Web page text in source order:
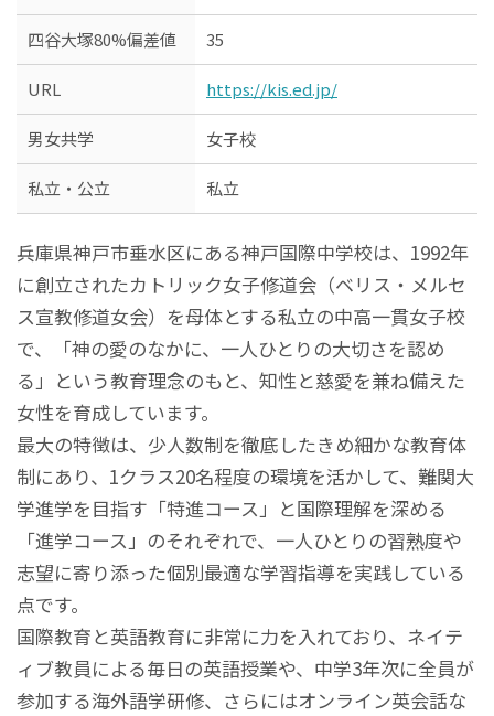
四谷大塚80%偏差値 35
URL https://kis.ed.jp/
男女共学 女子校
私立・公立 私立
兵庫県神戸市垂水区にある神戸国際中学校は、1992年
に創立されたカトリック女子修道会（ベリス・メルセ
ス宣教修道女会）を母体とする私立の中高一貫女子校
で、「神の愛のなかに、一人ひとりの大切さを認め
る」という教育理念のもと、知性と慈愛を兼ね備えた
女性を育成しています。
最大の特徴は、少人数制を徹底したきめ細かな教育体
制にあり、1クラス20名程度の環境を活かして、難関大
学進学を目指す「特進コース」と国際理解を深める
「進学コース」のそれぞれで、一人ひとりの習熟度や
志望に寄り添った個別最適な学習指導を実践している
点です。
国際教育と英語教育に非常に力を入れており、ネイテ
ィブ教員による毎日の英語授業や、中学3年次に全員が
参加する海外語学研修、さらにはオンライン英会話な